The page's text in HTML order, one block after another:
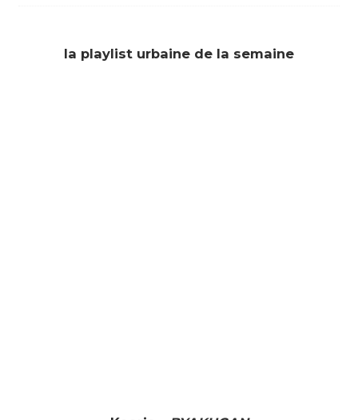
la playlist urbaine de la semaine